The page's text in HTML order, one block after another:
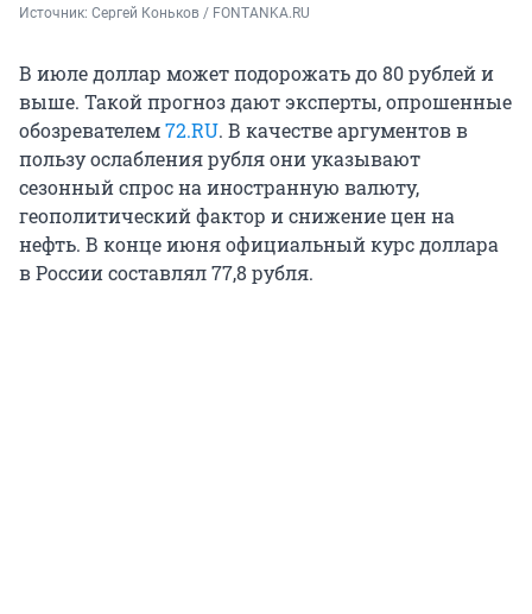
Источник: Сергей Коньков / FONTANKA.RU
В июле доллар может подорожать до 80 рублей и
выше. Такой прогноз дают эксперты, опрошенные
обозревателем72.RU. В качестве аргументов в
пользу ослабления рубля они указывают
сезонный спрос на иностранную валюту,
геополитический фактор и снижение цен на
нефть. В конце июня официальный курс доллара
в России составлял 77,8 рубля.